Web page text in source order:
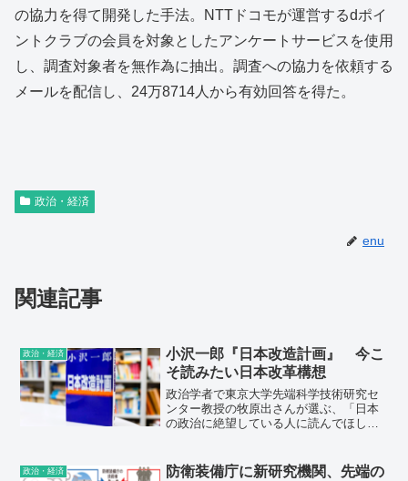
の協力を得て開発した手法。NTTドコモが運営するdポイ
ントクラブの会員を対象としたアンケートサービスを使用
し、調査対象者を無作為に抽出。調査への協力を依頼する
メールを配信し、24万8714人から有効回答を得た。
政治・経済
enu
関連記事
政治・経済
小沢一郎『日本改造計画』 今こ
そ読みたい日本改革構想
政治学者で東京大学先端科学技術研究セ
ンター教授の牧原出さんが選ぶ、「日本
の政治に絶望している人に読んでほしい
本改造計画』を紹介する。
政治・経済
防衛装備庁に新研究機関、先端の